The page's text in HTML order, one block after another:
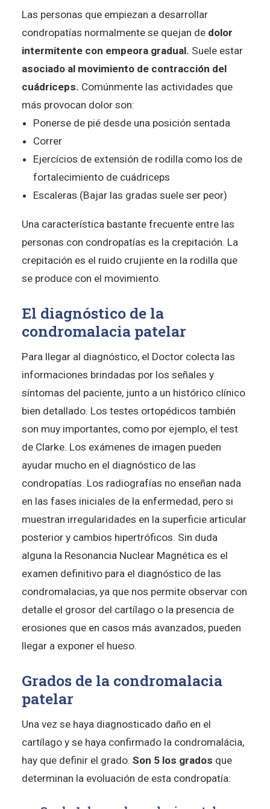
Las personas que empiezan a desarrollar
condropatías normalmente se quejan de dolor
intermitente con empeora gradual. Suele estar
asociado al movimiento de contracción del
cuádriceps. Comúnmente las actividades que
más provocan dolor son:
Ponerse de pié desde una posición sentada
Correr
Ejercícios de extensión de rodilla como los de
fortalecimiento de cuádriceps
Escaleras (Bajar las gradas suele ser peor)
Una característica bastante frecuente entre las
personas con condropatías es la crepitación. La
crepitación es el ruido crujiente en la rodilla que
se produce con el movimiento.
El diagnóstico de la
condromalacia patelar
Para llegar al diagnóstico, el Doctor colecta las
informaciones brindadas por los señales y
síntomas del paciente, junto a un histórico clínico
bien detallado. Los testes ortopédicos también
son muy importantes, como por ejemplo, el test
de Clarke. Los exámenes de imagen pueden
ayudar mucho en el diagnóstico de las
condropatías. Los radiografías no enseñan nada
en las fases iniciales de la enfermedad, pero si
muestran irregularidades en la superficie articular
posterior y cambios hipertróficos. Sin duda
alguna la Resonancia Nuclear Magnética es el
examen definitivo para el diagnóstico de las
condromalacias, ya que nos permite observar con
detalle el grosor del cartílago o la presencia de
erosiones que en casos más avanzados, pueden
llegar a exponer el hueso.
Grados de la condromalacia
patelar
Una vez se haya diagnosticado daño en el
cartílago y se haya confirmado la condromalácia,
hay que definir el grado. Son 5 los grados que
determinan la evoluación de esta condropatía: